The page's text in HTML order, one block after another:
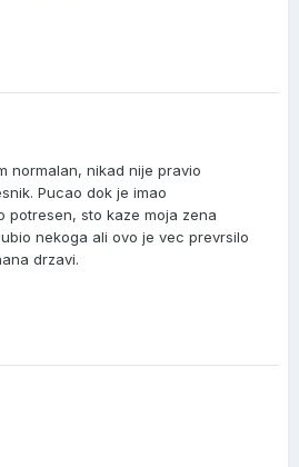
normalan, nikad nije pravio
Pucao dok je imao
potresen, sto kaze moja zena
nekoga ali ovo je vec prevrsilo
drzavi.